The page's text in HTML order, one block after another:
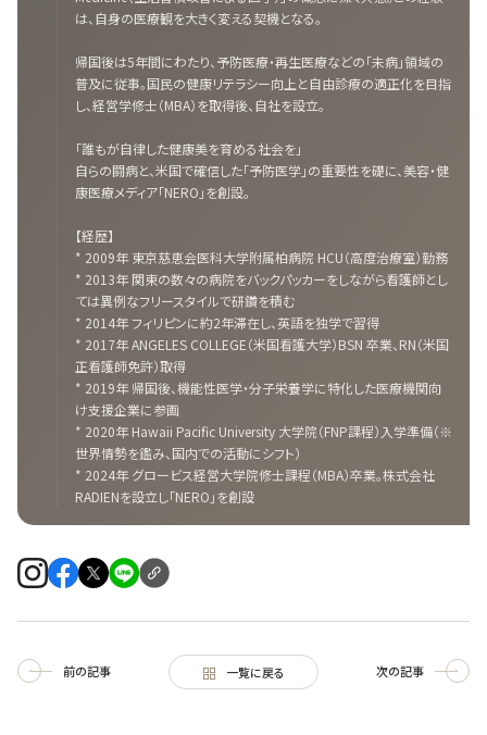
は、自身の医療観を大きく変える契機となる。
帰国後は5年間にわたり、予防医療・再生医療などの「未病」領域の
普及に従事。国民の健康リテラシー向上と自由診療の適正化を目指
し、経営学修士（MBA）を取得後、自社を設立。
「誰もが自律した健康美を育める社会を」
自らの闘病と、米国で確信した「予防医学」の重要性を礎に、美容・健
康医療メディア「NERO」を創設。
【経歴】
* 2009年 東京慈恵会医科大学附属柏病院 HCU（高度治療室）勤務
* 2013年 関東の数々の病院をバックパッカーをしながら看護師とし
ては異例なフリースタイルで研鑽を積む
* 2014年 フィリピンに約2年滞在し、英語を独学で習得
* 2017年 ANGELES COLLEGE（米国看護大学）BSN 卒業、RN（米国
正看護師免許）取得
* 2019年 帰国後、機能性医学・分子栄養学に特化した医療機関向
け支援企業に参画
* 2020年 Hawaii Pacific University 大学院（FNP課程）入学準備（※
世界情勢を鑑み、国内での活動にシフト）
* 2024年 グロービス経営大学院修士課程（MBA）卒業。株式会社
RADIENを設立し「NERO」を創設
前の記事 一覧に戻る 次の記事